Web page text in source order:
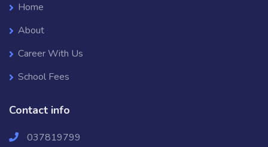
Home
About
Career With Us
School Fees
Contact info
037819799